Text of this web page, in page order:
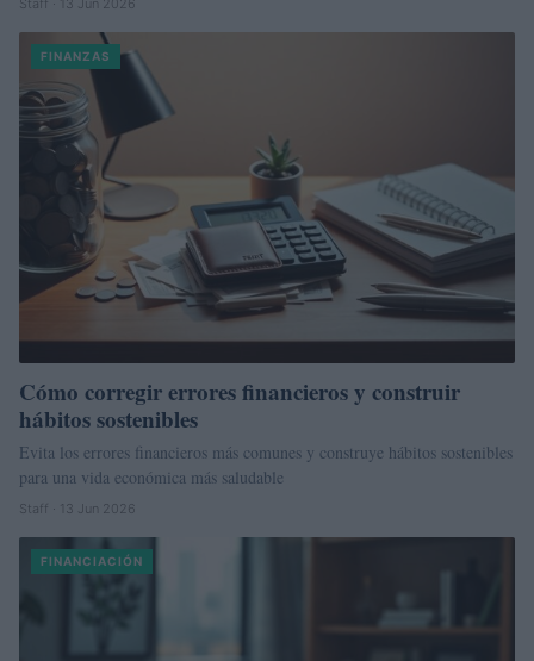
Staff · 13 Jun 2026
FINANZAS
Cómo corregir errores financieros y construir
hábitos sostenibles
Evita los errores financieros más comunes y construye hábitos sostenibles
para una vida económica más saludable
Staff · 13 Jun 2026
FINANCIACIÓN